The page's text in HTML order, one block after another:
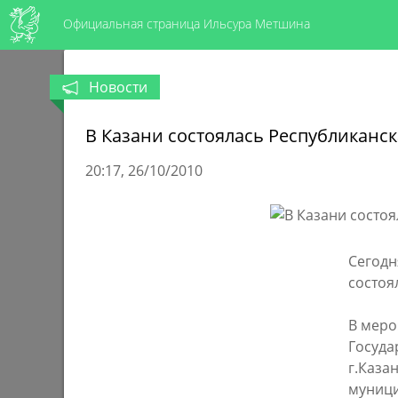
Официальная страница Ильсура Метшина
Новости
В Казани состоялась
20:17 26/10/2010
В